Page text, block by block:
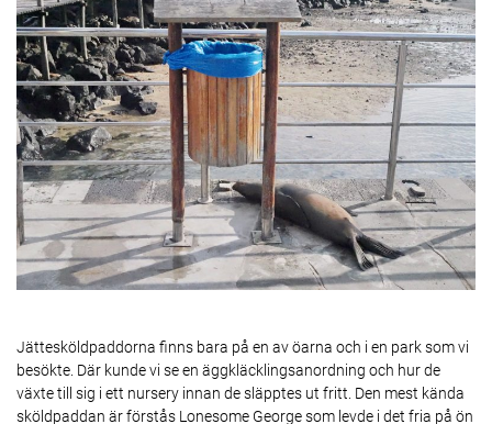
Jättesköldpaddorna finns bara på en av öarna och i en park som vi
besökte. Där kunde vi se en äggkläcklingsanordning och hur de
växte till sig i ett nursery innan de släpptes ut fritt. Den mest kända
sköldpaddan är förstås Lonesome George som levde i det fria på ön